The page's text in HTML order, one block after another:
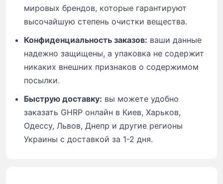
мировых брендов, которые гарантируют
высочайшую степень очистки вещества.
Конфиденциальность заказов: ваши данные
надежно защищены, а упаковка не содержит
никаких внешних признаков о содержимом
посылки.
Быструю доставку: вы можете удобно
заказать GHRP онлайн в Киев, Харьков,
Одессу, Львов, Днепр и другие регионы
Украины с доставкой за 1-2 дня.